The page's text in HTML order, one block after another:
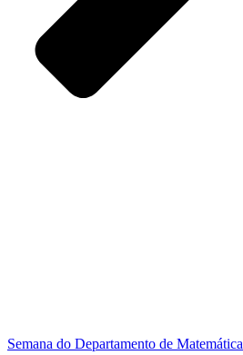
Semana do Departamento de Matemática